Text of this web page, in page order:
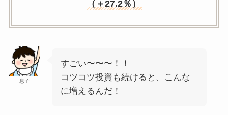
（＋27.2％）
息子
すごい〜〜〜！！
コツコツ投資も続けると、こんな
に増えるんだ！